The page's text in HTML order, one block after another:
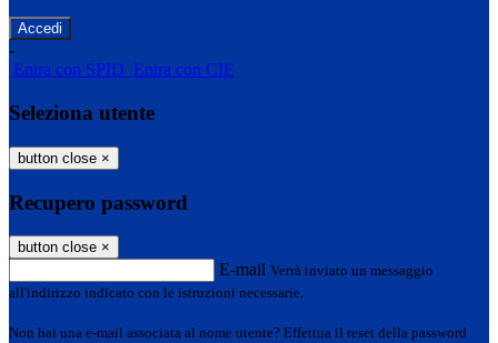
-
Entra con SPID Entra con CIE
Seleziona utente
button close ×
Recupero password
button close ×
E-mail Verrà inviato un messaggio
all'indirizzo indicato con le istruzioni necessarie.
Non hai una e-mail associata al nome utente? Effettua il reset della password